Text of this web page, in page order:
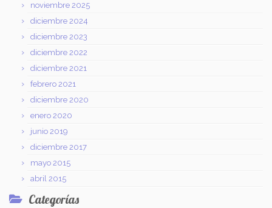
noviembre 2025
diciembre 2024
diciembre 2023
diciembre 2022
diciembre 2021
febrero 2021
diciembre 2020
enero 2020
junio 2019
diciembre 2017
mayo 2015
abril 2015
Categorías